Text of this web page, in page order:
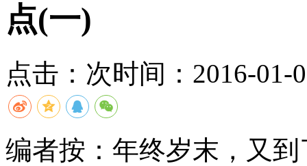
点(一)
点击： 次时间：2016-01-
编者按： 年终岁末，又